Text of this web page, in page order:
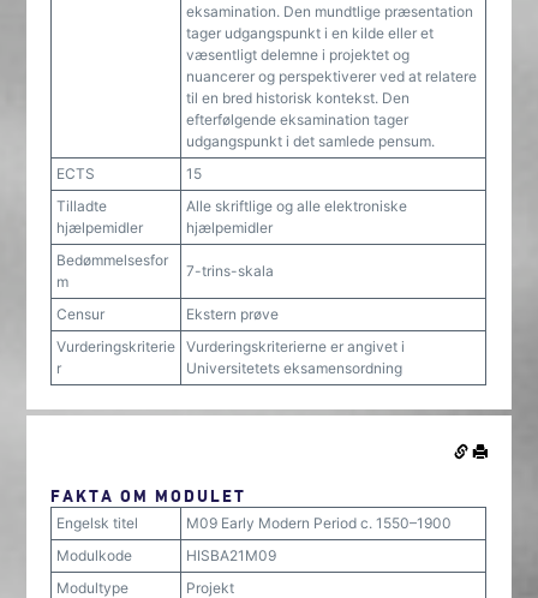
eksamination. Den mundtlige præsentation
tager udgangspunkt i en kilde eller et
væsentligt delemne i projektet og
nuancerer og perspektiverer ved at relatere
til en bred historisk kontekst. Den
efterfølgende eksamination tager
udgangspunkt i det samlede pensum.
ECTS
15
Tilladte
hjælpemidler
Alle skriftlige og alle elektroniske
hjælpemidler
Bedømmelsesfor
m
7-trins-skala
Censur
Ekstern prøve
Vurderingskriterie
r
Vurderingskriterierne er angivet i
Universitetets eksamensordning
FAKTA OM MODULET
Engelsk titel
M09 Early Modern Period c. 1550–1900
Modulkode
HISBA21M09
Modultype
Projekt